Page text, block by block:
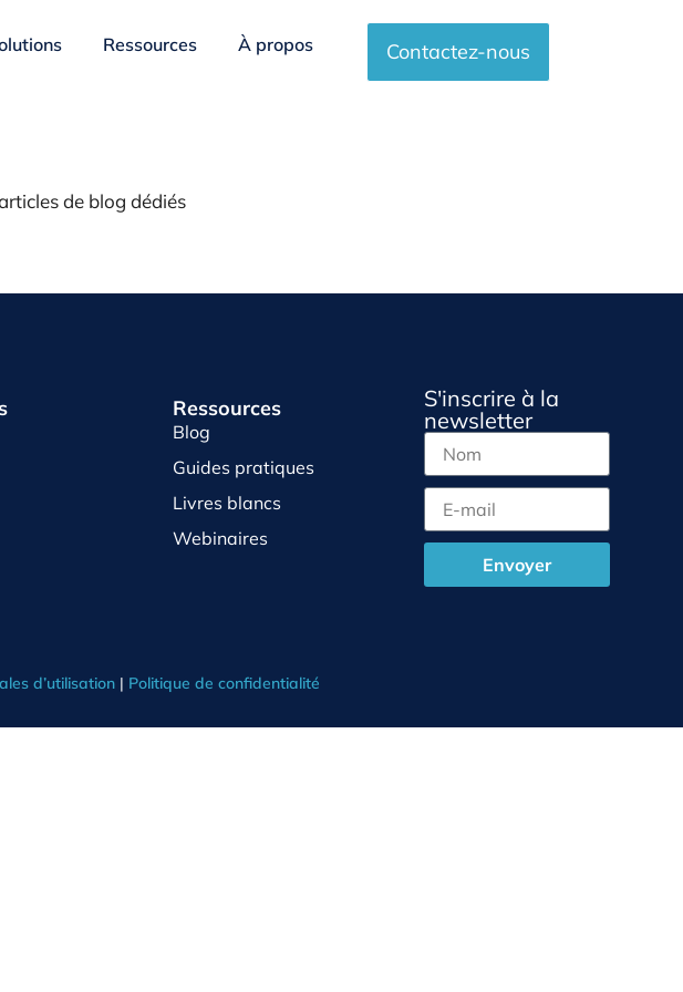
Ressources À propos Contactez-nous
de blog dédiés
Ressources
Blog
Guides pratiques
Livres blancs
Webinaires
S'inscrire à la
newsletter
Envoyer
d’utilisation| Politique de confidentialité